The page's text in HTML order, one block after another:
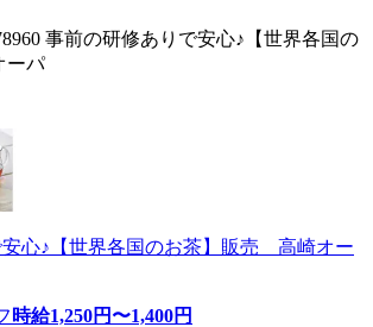
事前の研修ありで安心♪【世界各国の
ーパ
心♪【世界各国のお茶】販売 高崎オー
時給1,250円〜1,400円